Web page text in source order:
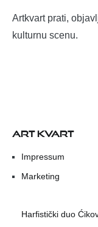
Artkvart prati,
kulturnu scenu.
ART KVART
Impressum
Marketing
Harfistički duo